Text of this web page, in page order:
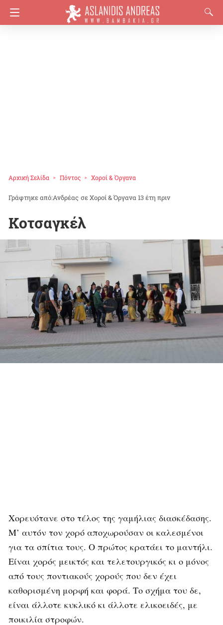
Αρχική Σελίδα Πόντος Χοροί & Όργανα
Ανδρέας σεΧοροί & Όργανα13 έτη πριν
Κοτσαγκέλ
Χορευότανε στο τέλος της γαμήλιας διασκέδασης.
Μ’ αυτόν τον χορό αποχωρούσαν οι καλεσμένοι
για τα σπίτια τους. Ο πρώτος κρατάει το μαντήλι.
Είναι χορός μεικτός και τελετουργικός κι ο μόνος
από τους ποντιακούς χορούς που δεν έχει
καθορισμένη μορφή και φορά. Το σχήμα του δε,
είναι άλλοτε κυκλικό κι άλλοτε ελικοειδές, με
ποικιλία στροφών.